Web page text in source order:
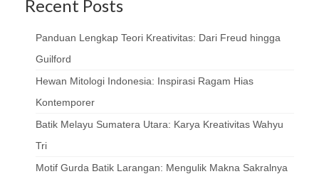
Recent Posts
Panduan Lengkap Teori Kreativitas: Dari Freud hingga
Guilford
Hewan Mitologi Indonesia: Inspirasi Ragam Hias
Kontemporer
Batik Melayu Sumatera Utara: Karya Kreativitas Wahyu
Tri
Motif Gurda Batik Larangan: Mengulik Makna Sakralnya